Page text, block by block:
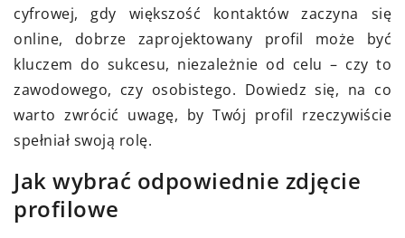
cyfrowej, gdy większość kontaktów zaczyna się
online, dobrze zaprojektowany profil może być
kluczem do sukcesu, niezależnie od celu – czy to
zawodowego, czy osobistego. Dowiedz się, na co
warto zwrócić uwagę, by Twój profil rzeczywiście
spełniał swoją rolę.
Jak wybrać odpowiednie zdjęcie
profilowe